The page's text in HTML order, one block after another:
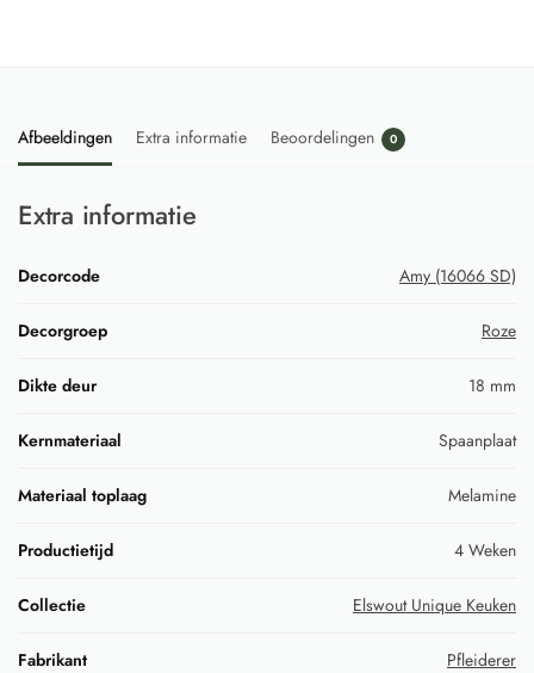
Afbeeldingen Extra informatie Beoordelingen 0
Extra informatie
Decorcode Amy (16066 SD)
Decorgroep Roze
Dikte deur 18 mm
Kernmateriaal Spaanplaat
Materiaal toplaag Melamine
Productietijd 4 Weken
Collectie Elswout Unique Keuken
Fabrikant Pfleiderer